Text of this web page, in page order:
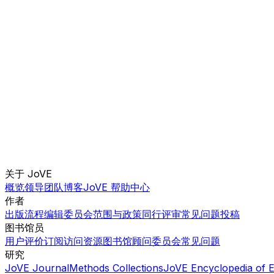
关于 JoVE
概览领导团队博客JoVE 帮助中心
作者
出版流程编辑委员会范围与政策同行评审常见问题投稿
图书馆员
用户评价订阅访问资源图书馆顾问委员会常见问题
研究
JoVE JournalMethods CollectionsJoVE Encyclopedia of